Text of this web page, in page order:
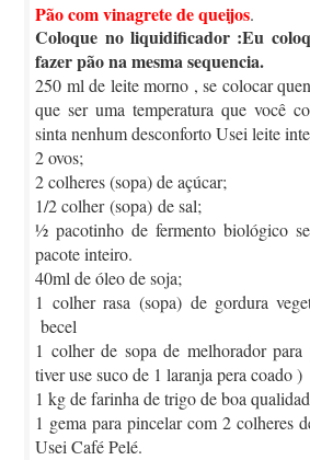
Pão com vinagrete de queijos.
Coloque no liquidificador :Eu
fazer pão na mesma sequencia.
250 ml de leite morno , se colocar
que ser uma temperatura que você
sinta nenhum desconforto Usei leite
2 ovos;
2 colheres (sopa) de açúcar;
1/2 colher (sopa) de sal;
½ pacotinho de fermento biológico
pacote inteiro.
40ml de óleo de soja;
1 colher rasa (sopa) de gordura
becel
1 colher de sopa de melhorador
tiver use suco de 1 laranja pera coado )
1 kg de farinha de trigo de boa
1 gema para pincelar com 2 colheres
Usei Café Pelé.